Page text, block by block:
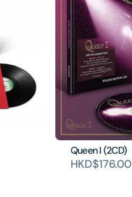
Queen I (2CD)
HKD$176.00